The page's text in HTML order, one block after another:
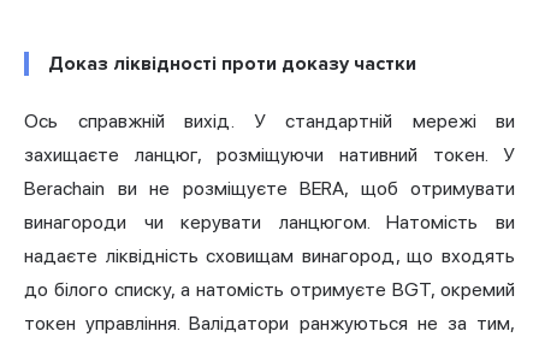
Доказ ліквідності проти доказу частки
Ось справжній вихід. У стандартній мережі ви
захищаєте ланцюг, розміщуючи нативний токен. У
Berachain ви не розміщуєте BERA, щоб отримувати
винагороди чи керувати ланцюгом. Натомість ви
надаєте ліквідність сховищам винагород, що входять
до білого списку, а натомість отримуєте BGT, окремий
токен управління. Валідатори ранжуються не за тим,